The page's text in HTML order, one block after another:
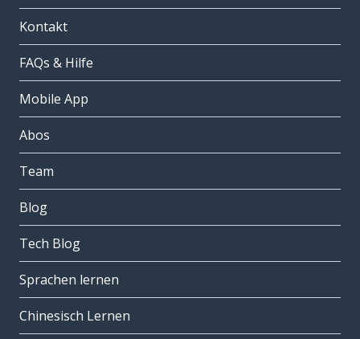
Kontakt
FAQs & Hilfe
Mobile App
Abos
Team
Blog
Tech Blog
Sprachen lernen
Chinesisch Lernen